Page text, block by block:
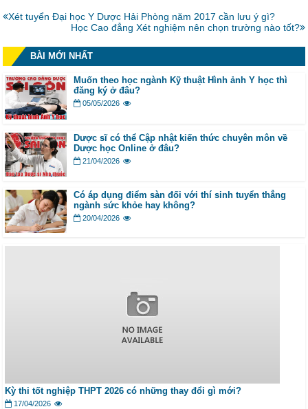
Bài
Xét tuyển Đại học Y Dược Hải Phòng năm 2017 cần lưu ý gì?
Bài
Học Cao đẳng Xét nghiệm nên chọn trường nào tốt?
BÀI MỚI NHẤT
Muốn theo học ngành Kỹ thuật Hình ảnh Y học thì
đăng ký ở đâu?
05/05/2026
Dược sĩ có thể Cập nhật kiến thức chuyên môn về
Dược học Online ở đâu?
21/04/2026
Có áp dụng điểm sàn đối với thí sinh tuyển thẳng
ngành sức khỏe hay không?
20/04/2026
Kỳ thi tốt nghiệp THPT 2026 có những thay đổi gì mới?
17/04/2026